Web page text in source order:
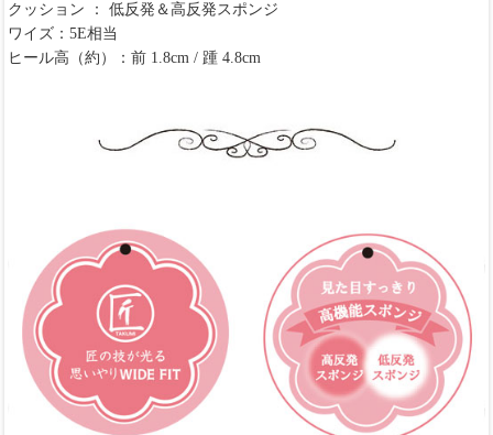
クッション ： 低反発＆高反発スポンジ
ワイズ：5E相当
ヒール高（約）：前 1.8cm / 踵 4.8cm